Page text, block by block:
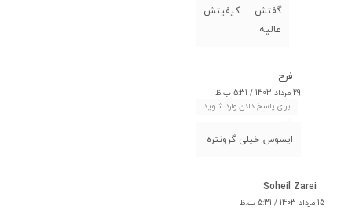
گفتش کیفیتش
عالیه
فرح
29 مرداد 1403 / 5:31 ب.ظ
برای پاسخ دادن وارد شوید
ایسوس خیلی گرونتره
Soheil Zarei
15 مرداد 1403 / 5:31 ب.ظ